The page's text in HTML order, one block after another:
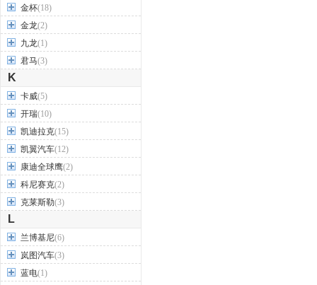
金杯(18)
金龙(2)
九龙(1)
君马(3)
K
卡威(5)
开瑞(10)
凯迪拉克(15)
凯翼汽车(12)
康迪全球鹰(2)
科尼赛克(2)
克莱斯勒(3)
L
兰博基尼(6)
岚图汽车(3)
蓝电(1)